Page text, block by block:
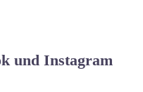
und Instagram